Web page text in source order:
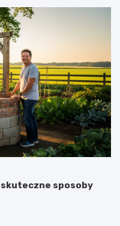
skuteczne sposoby